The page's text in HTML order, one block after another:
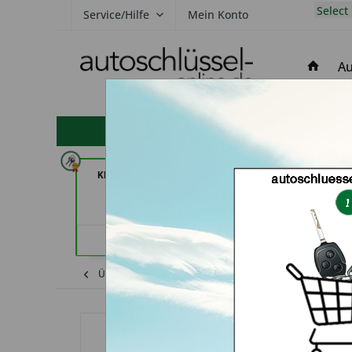
Service/Hilfe Mein Konto Select
hohe Kundenzufriedenheit
KEYHERO Autoschlüssel (in
Keine Services hinterlegt
RAPID Service
Übersicht Ford